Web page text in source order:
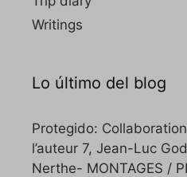
Writings
Lo último del blog
Protegido:
l’auteur 7, Jean-Luc
Nerthe- MONTAGES /